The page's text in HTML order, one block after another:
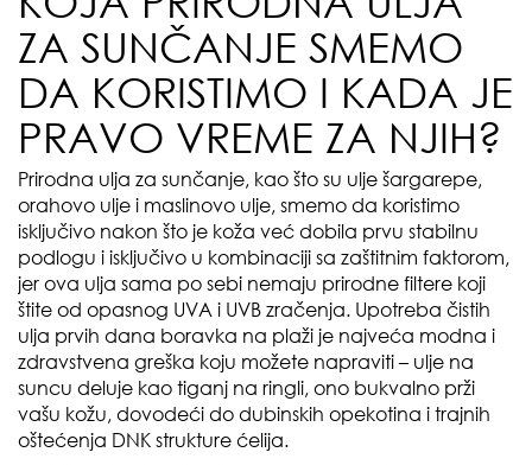
ZA SUNČANJE SMEMO
DA KORISTIMO I KADA JE
PRAVO VREME ZA NJIH?
Prirodna ulja za sunčanje, kao što su ulje šargarepe,
orahovo ulje i maslinovo ulje, smemo da koristimo
isključivo nakon što je koža već dobila prvu stabilnu
podlogu i isključivo u kombinaciji sa zaštitnim faktorom,
jer ova ulja sama po sebi nemaju prirodne filtere koji
štite od opasnog UVA i UVB zračenja. Upotreba čistih
ulja prvih dana boravka na plaži je najveća modna i
zdravstvena greška koju možete napraviti – ulje na
suncu deluje kao tiganj na ringli, ono bukvalno prži
vašu kožu, dovodeći do dubinskih opekotina i trajnih
oštećenja DNK strukture ćelija.